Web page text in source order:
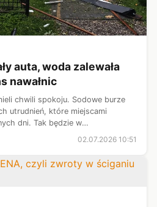
auta, woda zalewała
nawałnic
chwili spokoju. Sodowe burze
utrudnień, które miejscami
dni. Tak będzie w
czekają okresowe
na Zi...
02.07.2026 10:51